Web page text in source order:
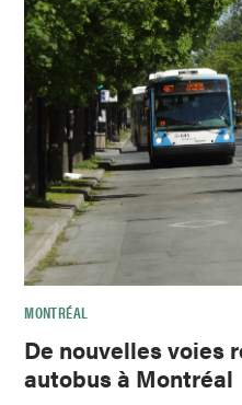
MONTRÉAL
De nouvelles voies
autobus à Montréal